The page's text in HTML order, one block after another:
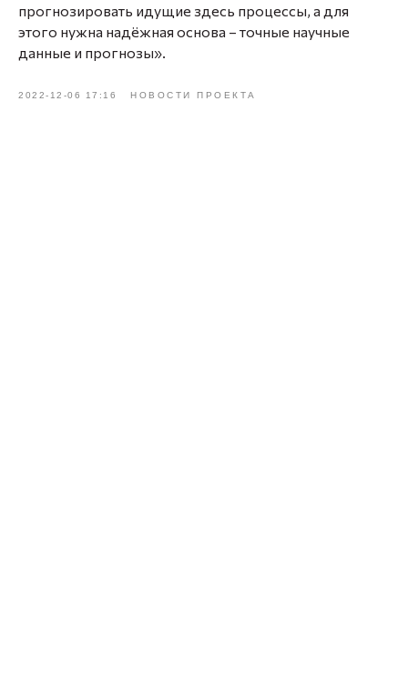
прогнозировать идущие здесь процессы, а для
этого нужна надёжная основа – точные научные
данные и прогнозы».
2022-12-06 17:16 НОВОСТИ ПРОЕКТА